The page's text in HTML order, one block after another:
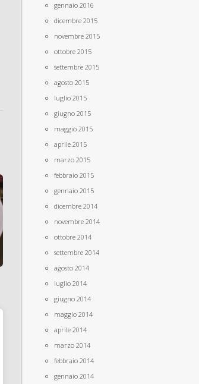
gennaio 2016
dicembre 2015
novembre 2015
ottobre 2015
settembre 2015
agosto 2015
luglio 2015
giugno 2015
maggio 2015
aprile 2015
marzo 2015
febbraio 2015
gennaio 2015
dicembre 2014
novembre 2014
ottobre 2014
settembre 2014
agosto 2014
luglio 2014
giugno 2014
maggio 2014
aprile 2014
marzo 2014
febbraio 2014
gennaio 2014